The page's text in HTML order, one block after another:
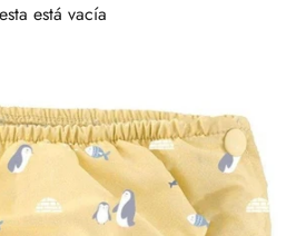
está vacía